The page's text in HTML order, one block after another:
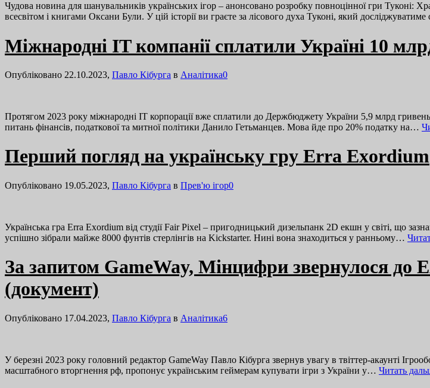
Чудова новина для шанувальників українських ігор – анонсовано розробку повноцінної гри Туконі:
всесвітом і книгами Оксани Були. У цій історії ви граєте за лісового духа Туконі, який
Міжнародні IT компанії сплатили Україні 10
Опубліковано 22.10.2023, Павло Кібурга в Аналітика0
Протягом 2023 року міжнародні IT корпорації вже сплатили до Держбюджету України 5,9 млрд
питань фінансів, податкової та митної політики Данило Гетьманцев. Мова йде про 20% податку на…
Перший погляд на українську гру Erra Exordium
Опубліковано 19.05.2023, Павло Кібурга в Прев'ю ігор0
Українська гра Erra Exordium від студії Fair Pixel – пригодницький дизельпанк 2D екшн у світі, що
успішно зібрали майже 8000 фунтів стерлінгів на Kickstarter. Нині вона знаходиться у ранньому…
За запитом GameWay, Мінцифри звернулося до
(документ)
Опубліковано 17.04.2023, Павло Кібурга в Аналітика6
У березні 2023 року головний редактор GameWay Павло Кібурга звернув увагу в твіттер-акаунті
масштабного вторгнення рф, пропонує українським геймерам купувати ігри з України у… Читать